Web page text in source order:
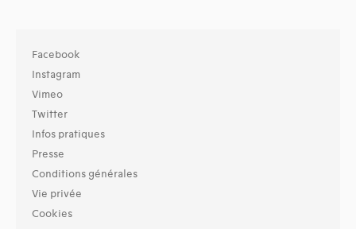
Facebook
Instagram
Vimeo
Twitter
Infos pratiques
Presse
Conditions générales
Vie privée
Cookies